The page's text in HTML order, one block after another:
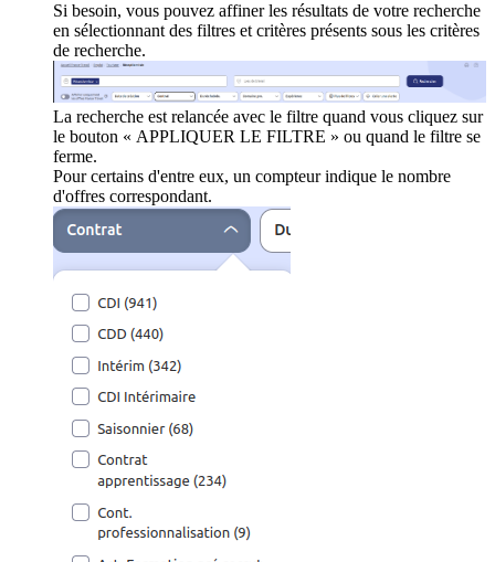
Si besoin, vous pouvez affiner les résultats de votre recherche
en sélectionnant des filtres et critères présents sous les critères
de recherche.
La recherche est relancée avec le filtre quand vous cliquez sur
le bouton « APPLIQUER LE FILTRE » ou quand le filtre se
ferme.
Pour certains d'entre eux, un compteur indique le nombre
d'offres correspondant.